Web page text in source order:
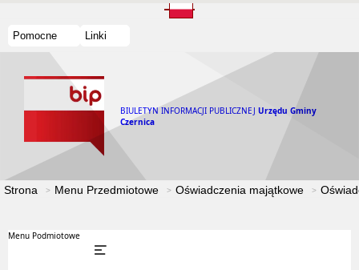
Pomocne Linki
BIULETYN INFORMACJI PUBLICZNEJ Urzędu Gminy
Czernica
Strona Menu Przedmiotowe Oświadczenia majątkowe
Menu Podmiotowe